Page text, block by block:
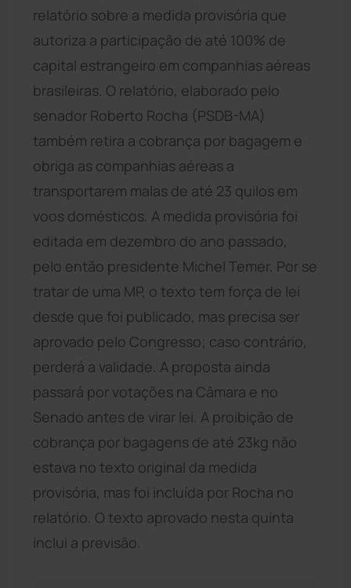
relatório sobre a medida provisória que
autoriza a participação de até 100% de
capital estrangeiro em companhias aéreas
brasileiras. O relatório, elaborado pelo
senador Roberto Rocha (PSDB-MA)
também retira a cobrança por bagagem e
obriga as companhias aéreas a
transportarem malas de até 23 quilos em
voos domésticos. A medida provisória foi
editada em dezembro do ano passado,
pelo então presidente Michel Temer. Por se
tratar de uma MP, o texto tem força de lei
desde que foi publicado, mas precisa ser
aprovado pelo Congresso; caso contrário,
perderá a validade. A proposta ainda
passará por votações na Câmara e no
Senado antes de virar lei. A proibição de
cobrança por bagagens de até 23kg não
estava no texto original da medida
provisória, mas foi incluída por Rocha no
relatório. O texto aprovado nesta quinta
inclui a previsão.